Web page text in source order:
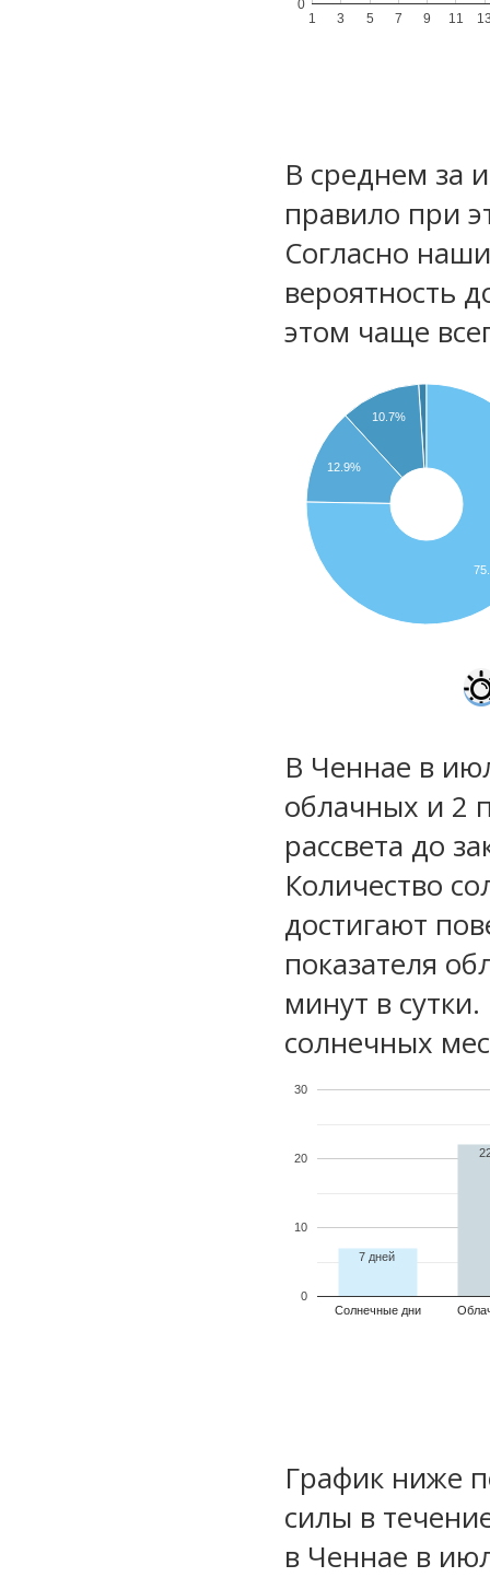
1 3 5 7 9 11
0
В среднем за
правило при
Согласно
вероятность
этом чаще
10.7%
12.9%
В Ченнае в
облачных и 2
рассвета до
Количество
достигают
показателя
минут в
солнечных
Солнечные дни
0
10
20
30
7 дней
График ниже
силы в
в Ченнае в